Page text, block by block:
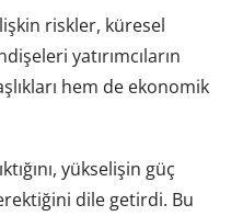
riskler, küresel
yatırımcıların
hem de ekonomik
yükselişin güç
dile getirdi. Bu